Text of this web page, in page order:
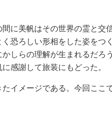
に美帆はその世界の霊と
恐ろしい形相をした姿を
しらの理解が生まれるだろう
感謝して旅装にもどった。
イメージである。今回ここ